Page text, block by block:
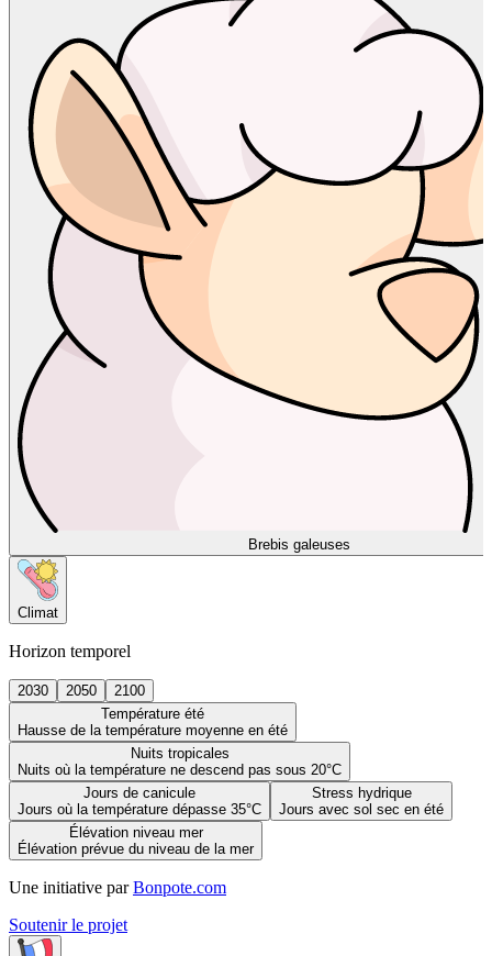
Brebis galeuses
Climat
Horizon temporel
2030 2050
2100
Température été
Hausse de la température moyenne en été
Nuits tropicales
Nuits où la température ne descend pas sous 20°C
Jours de canicule
Jours où la température dépasse 35°C
Stress hydrique
Jours avec sol sec en été
Élévation niveau mer
Élévation prévue du niveau de la mer
Une initiative par Bonpote.com
Soutenir le projet